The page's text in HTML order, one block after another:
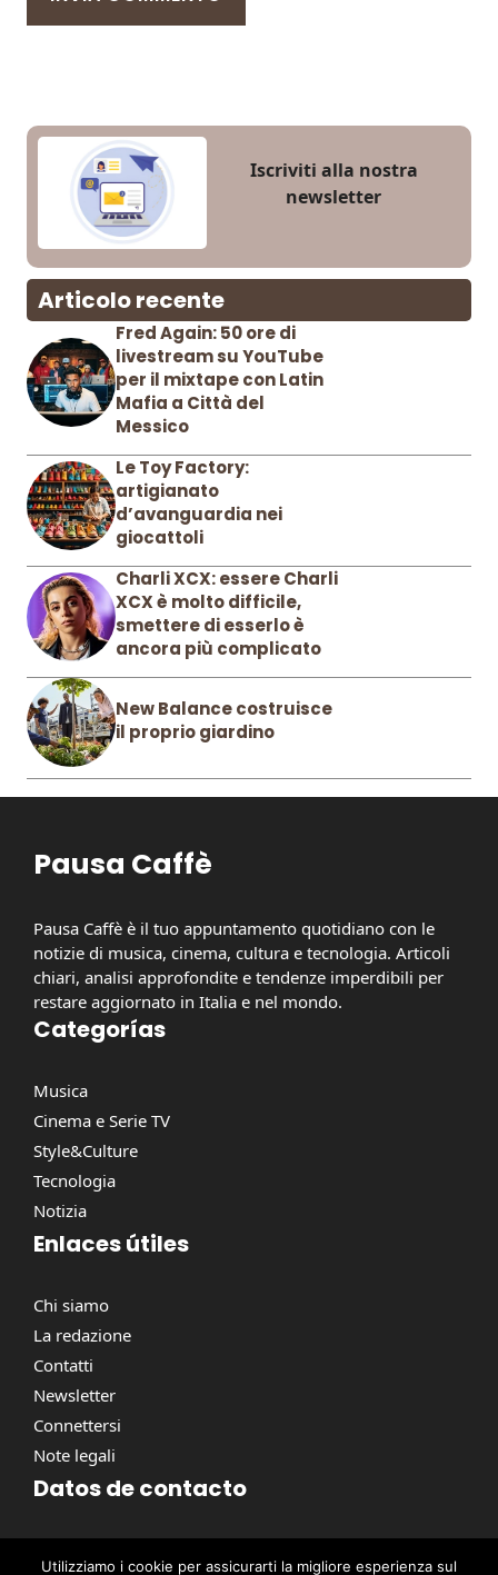
Iscriviti alla nostra
newsletter
Articolo recente
Fred Again: 50 ore di
livestream su YouTube
per il mixtape con Latin
Mafia a Città del
Messico
Le Toy Factory:
artigianato
d’avanguardia nei
giocattoli
Charli XCX: essere Charli
XCX è molto difficile,
smettere di esserlo è
ancora più complicato
New Balance costruisce
il proprio giardino
Pausa Caffè
Pausa Caffè è il tuo appuntamento quotidiano con le
notizie di musica, cinema, cultura e tecnologia. Articoli
chiari, analisi approfondite e tendenze imperdibili per
restare aggiornato in Italia e nel mondo.
Categorías
Musica
Cinema e Serie TV
Style&Culture
Tecnologia
Notizia
Enlaces útiles
Chi siamo
La redazione
Contatti
Newsletter
Connettersi
Note legali
Datos de contacto
Utilizziamo i cookie per assicurarti la migliore esperienza sul